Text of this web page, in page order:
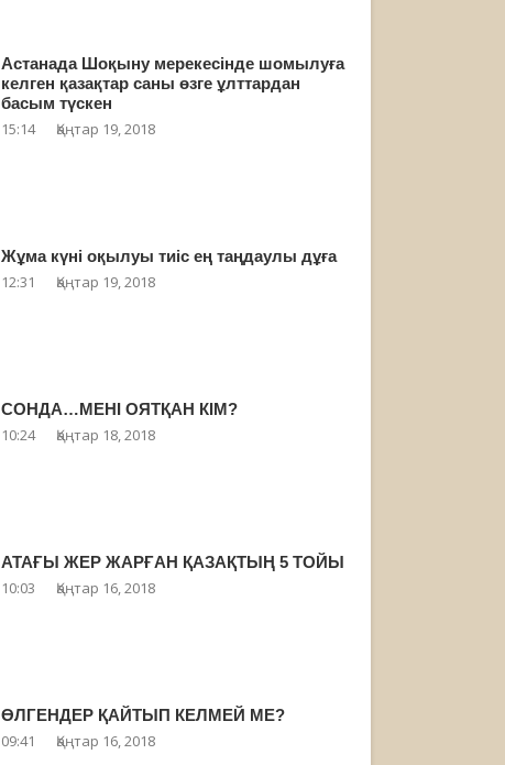
Астанада Шоқыну мерекесінде шомылуға
келген қазақтар саны өзге ұлттардан
басым түскен
15:14 Қаңтар 19, 2018
Жұма күні оқылуы тиіс ең таңдаулы дұға
12:31 Қаңтар 19, 2018
СОНДА…МЕНІ ОЯТҚАН КІМ?
10:24 Қаңтар 18, 2018
АТАҒЫ ЖЕР ЖАРҒАН ҚАЗАҚТЫҢ 5 ТОЙЫ
10:03 Қаңтар 16, 2018
ӨЛГЕНДЕР ҚАЙТЫП КЕЛМЕЙ МЕ?
09:41 Қаңтар 16, 2018